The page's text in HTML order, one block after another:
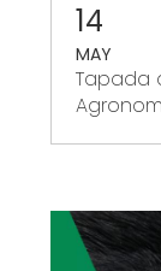
14
MAY
Tapada